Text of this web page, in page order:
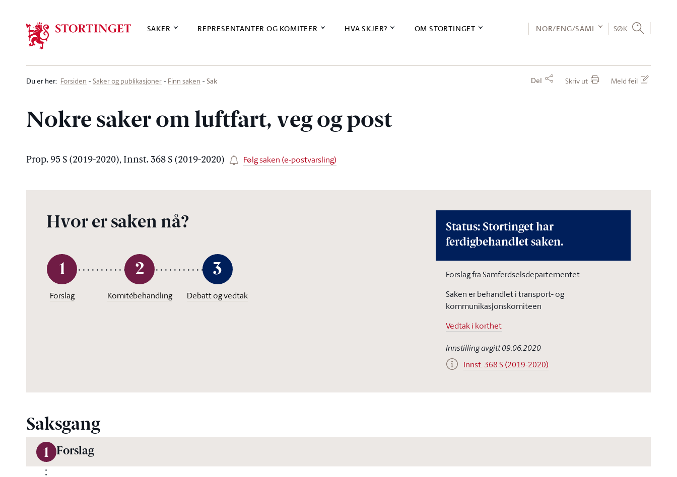
SAKER REPRESENTANTER OG KOMITEER HVA SKJER? OM STORTINGET NOR/ENG/SÁMI SØK
Du er her: Forsiden Saker og publikasjoner Finn saken Sak Del Skriv ut Meld feil
Nokre saker om luftfart, veg og post
Prop. 95 S (2019-2020), Innst. 368 S (2019-2020) Følg saken (e-postvarsling)
Hvor er saken nå?
1
Forslag
2
Komitébehandling
3
Debatt og vedtak
Status: Stortinget har
ferdigbehandlet saken.
Forslag fra Samferdselsdepartementet
Saken er behandlet i transport- og
kommunikasjonskomiteen
Vedtak i korthet
Innstilling avgitt 09.06.2020
Innst. 368 S (2019-2020)
Saksgang
1 Forslag